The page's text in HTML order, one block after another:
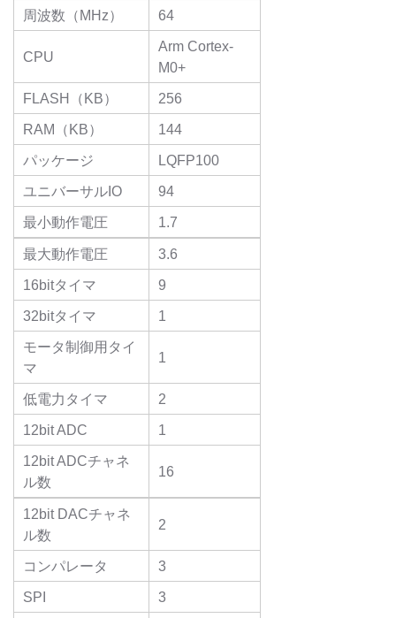
周波数（MHz） 64
CPU
Arm Cortex-
M0+
FLASH（KB）
256
RAM（KB）
144
パッケージ
LQFP100
ユニバーサルIO
94
最小動作電圧
1.7
最大動作電圧
3.6
16bitタイマ
9
32bitタイマ
1
モータ制御用タイ
マ
1
低電力タイマ
2
12bit ADC
1
12bit ADCチャネ
ル数
16
12bit DACチャネ
ル数
2
コンパレータ
3
SPI
3